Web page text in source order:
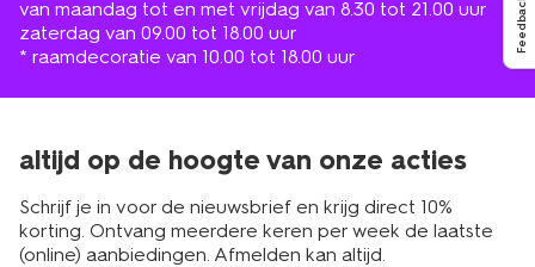
van maandag tot en met vrijdag van 8.30 tot 21.00 uur
zaterdag van 09.00 tot 18.00 uur
* raamdecoratie van 10.00 tot 18.00 uur
altijd op de hoogte van onze acties
Schrijf je in voor de nieuwsbrief en krijg direct 10%
korting. Ontvang meerdere keren per week de laatste
(online) aanbiedingen. Afmelden kan altijd.
Feedback